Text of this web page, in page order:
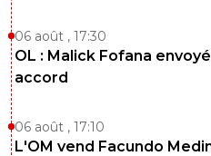
06 août , 17:30
OL : Malick Fofana
accord
06 août , 17:10
L'OM vend Facundo